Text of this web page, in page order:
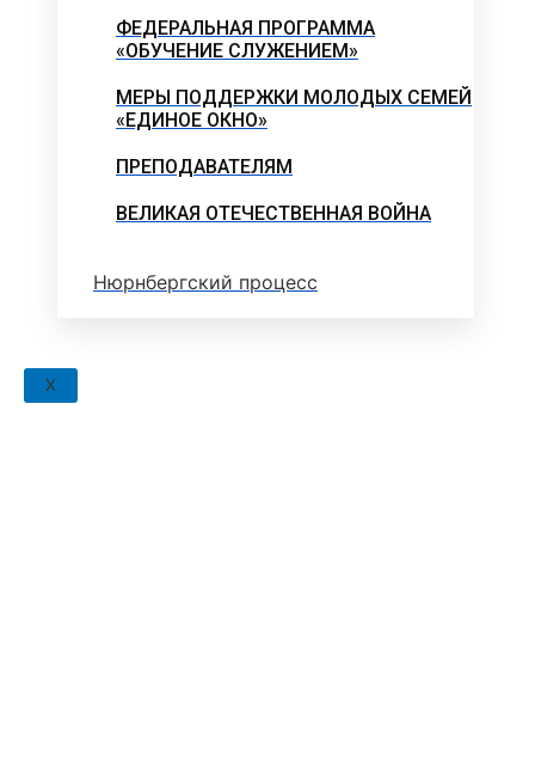
ФЕДЕРАЛЬНАЯ ПРОГРАММА
«ОБУЧЕНИЕ СЛУЖЕНИЕМ»
МЕРЫ ПОДДЕРЖКИ МОЛОДЫХ СЕМЕЙ
«ЕДИНОЕ ОКНО»
ПРЕПОДАВАТЕЛЯМ
ВЕЛИКАЯ ОТЕЧЕСТВЕННАЯ ВОЙНА
Нюрнбергский процесс
X